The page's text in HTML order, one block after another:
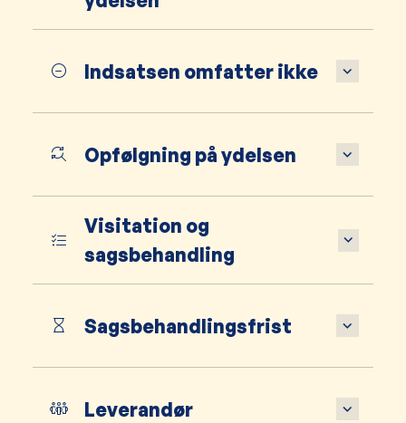
Indsatsen omfatter ikke
Opfølgning på ydelsen
Visitation og
sagsbehandling
Sagsbehandlingsfrist
Leverandør